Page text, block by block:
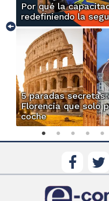
Por qué la
redefiniendo la
5 paradas secretas
Florencia que solo
coche